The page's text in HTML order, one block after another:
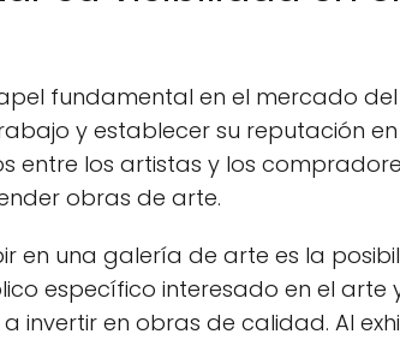
fundamental en el mercado
y establecer su reputación en
entre los artistas y los
obras de arte.
en una galería de arte es la
específico interesado en el
invertir en obras de calidad. Al